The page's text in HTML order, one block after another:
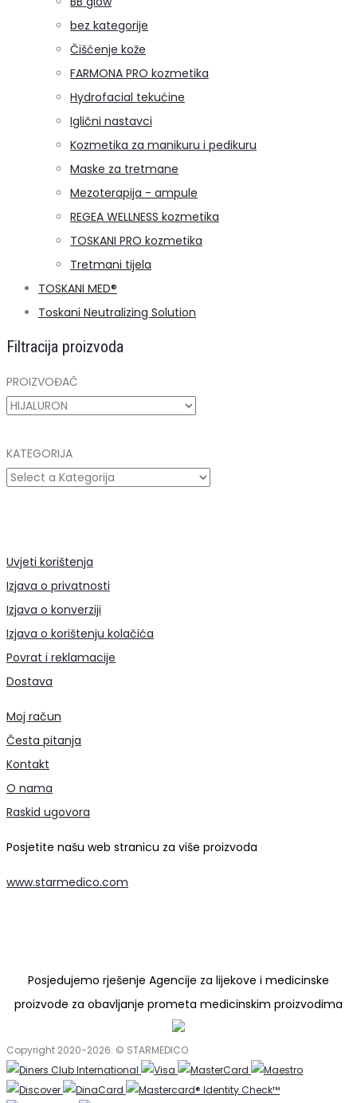
bez kategorije
Čišćenje kože
FARMONA PRO kozmetika
Hydrofacial tekućine
Iglični nastavci
Kozmetika za manikuru i pedikuru
Maske za tretmane
Mezoterapija - ampule
REGEA WELLNESS kozmetika
TOSKANI PRO kozmetika
Tretmani tijela
TOSKANI MED®️
Toskani Neutralizing Solution
Filtracija proizvoda
PROIZVOĐAČ
KATEGORIJA
Uvjeti korištenja
Izjava o privatnosti
Izjava o konverziji
Izjava o korištenju kolačića
Povrat i reklamacije
Dostava
Moj račun
Česta pitanja
Kontakt
O nama
Raskid ugovora
Posjetite našu web stranicu za više proizvoda
www.starmedico.com
Posjedujemo rješenje Agencije za lijekove i medicinske
proizvode za obavljanje prometa medicinskim proizvodima
Copyright 2020-2026. © STARMEDICO